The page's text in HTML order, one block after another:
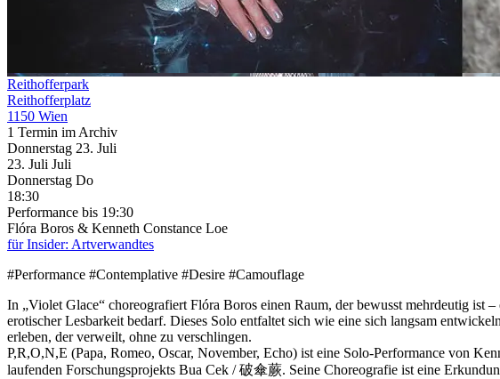
Reithofferpark
Reithofferplatz
1150 Wien
1 Termin im Archiv
Donnerstag 23. Juli
23. Juli Juli
Donnerstag Do
18:30
Performance bis 19:30
Flóra Boros & Kenneth Constance Loe
für Insider: Artverwandtes
#Performance #Contemplative #Desire #Camouflage
In „Violet Glace“ choreografiert Flóra Boros einen Raum, der bewusst mehrdeutig ist
erotischer Lesbarkeit bedarf. Dieses Solo entfaltet sich wie eine sich langsam
erleben, der verweilt, ohne zu verschlingen.
P,R,O,N,E (Papa, Romeo, Oscar, November, Echo) ist eine Solo-Performance von
laufenden Forschungsprojekts Bua Cek / 破傘蕨. Seine Choreografie ist eine